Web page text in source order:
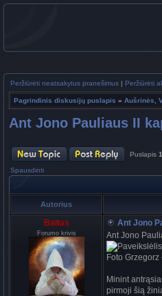
Peržiūrėti neatsakytus pranešimus | Peržiūrėti
Pagrindinis diskusijų puslapis » Aušrinės,
Ant Jono Pauliaus II
Puslapis 1
Spausdinti
Autorius
Baltas
Forumo krivis
Ant Jono
Ant Jono
Foto
Minint
pirmoji šią